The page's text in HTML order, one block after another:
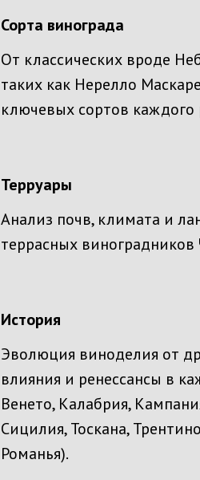
Сорта винограда
От классических вроде
таких как Нерелло
ключевых сортов каждого
Терруары
Анализ почв, климата и
террасных
История
Эволюция виноделия от
влияния и ренессансы в
Венето, Калабрия,
Сицилия, Тоскана,
Романья).